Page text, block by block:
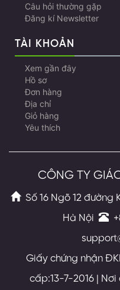
Câu hỏi thường gặp
Đăng kí Newsletter
TÀI KHOẢN
Xem gần đây
Hồ sơ
Đơn hàng
Địa chỉ
Giỏ hàng
Yêu thích
CÔNG TY
Số 16 Ngõ 12 đường
Hà Nội
Giấy chứng nhận
cấp:13-7-2016 |